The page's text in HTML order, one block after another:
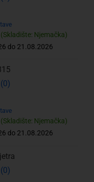
Njemačka)
do 21.08.2026
(0)
Njemačka)
do 21.08.2026
(0)